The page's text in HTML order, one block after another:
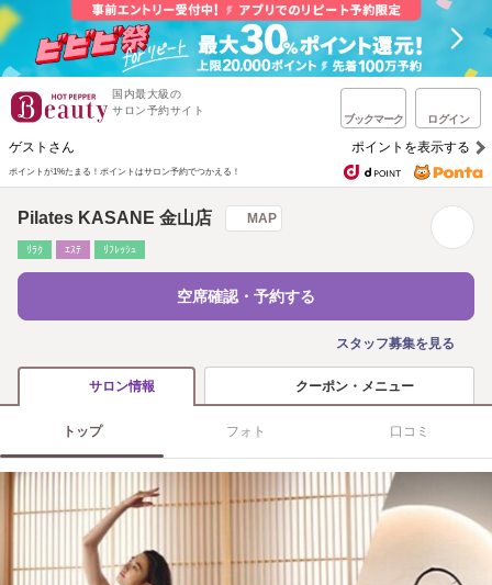
国内最大級の
サロン予約サイト
ブックマーク ログイン
ゲストさん ポイントを表示する
ポイントが1%たまる！ ポイントはサロン予約でつかえる！
Pilates KASANE 金山店 MAP
ﾘﾗｸ ｴｽﾃ ﾘﾌﾚｯｼｭ
空席確認・予約する
スタッフ募集を見る
サロン情報 クーポン・メニュー
トップ フォト 口コミ